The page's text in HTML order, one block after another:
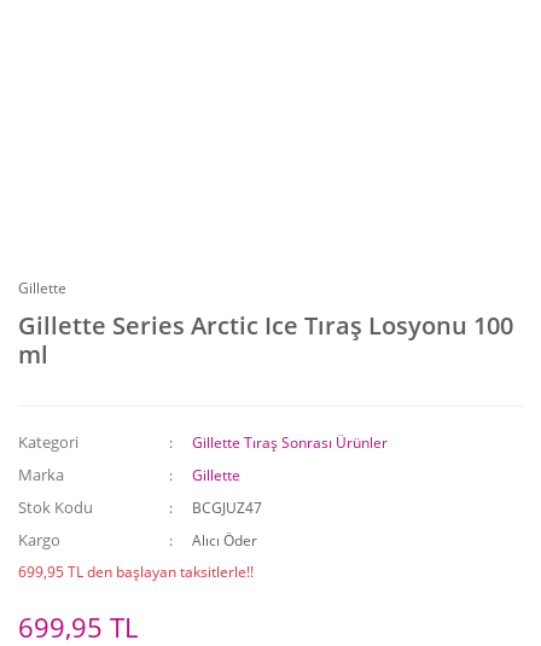
Gillette
Gillette Series Arctic Ice Tıraş Losyonu 100
ml
Kategori Gillette Tıraş Sonrası Ürünler
Marka Gillette
Stok Kodu BCGJUZ47
Kargo
Alıcı Öder
699,95 TL den başlayan taksitlerle!!
699,95 TL